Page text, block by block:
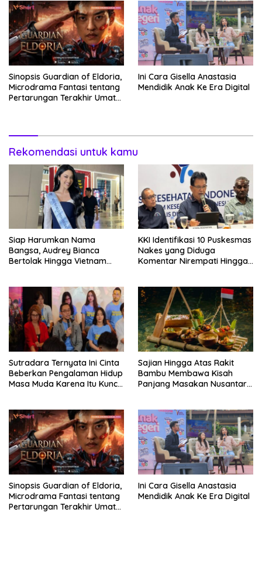
Dua
Sinopsis Guardian of Eldoria,
Microdrama Fantasi tentang
Pertarungan Terakhir Umat
Ini Cara Gisella Anastasia
Mendidik Anak Ke Era Digital
Rekomendasi untuk kamu
Siap Harumkan Nama
Bangsa, Audrey Bianca
Bertolak Hingga Vietnam
KKI Identifikasi 10 Puskesmas
Nakes yang Diduga
Komentar Nirempati Hingga
Sutradara Ternyata Ini Cinta
Beberkan Pengalaman Hidup
Masa Muda Karena Itu Kunci
Dua
Sajian Hingga Atas Rakit
Bambu Membawa Kisah
Panjang Masakan Nusantara
Sinopsis Guardian of Eldoria,
Microdrama Fantasi tentang
Pertarungan Terakhir Umat
Ini Cara Gisella Anastasia
Mendidik Anak Ke Era Digital